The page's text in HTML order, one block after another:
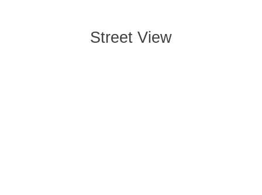
Street View